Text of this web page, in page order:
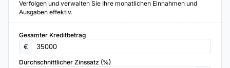
Verfolgen und verwalten Sie Ihre monatlichen Einnahmen und
Ausgaben effektiv.
Gesamter Kreditbetrag
€
Durchschnittlicher Zinssatz (%)